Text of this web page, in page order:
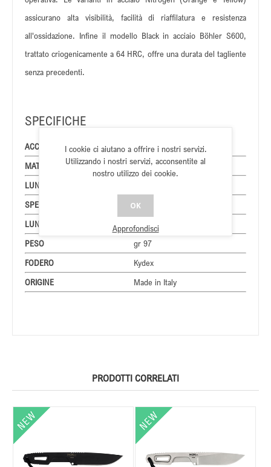
assicurano alta visibilità, facilità di riaffilatura e resistenza
all'ossidazione. Infine il modello Black in acciaio Böhler S600,
trattato criogenicamente a 64 HRC, offre una durata del tagliente
senza precedenti.
SPECIFICHE
ACCIAIO LAMA
Nitrogen Steel
MATERIALE MANICO
Nitrogen Steel
LUNGHEZZA LAMA
SPESSORE LAMA
mm 5
LUNGHEZZA TOTALE
cm 19
PESO
gr 97
FODERO
Kydex
ORIGINE
Made in Italy
PRODOTTI CORRELATI
I cookie ci aiutano a offrire i nostri servizi.
Utilizzando i nostri servizi, acconsentite al
nostro utilizzo dei cookie.
OK
Approfondisci